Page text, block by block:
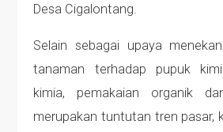
Desa Cigalontang.
Selain sebagai upaya
tanaman terhadap pupuk
kimia, pemakaian organik
merupakan tuntutan tren pasar,